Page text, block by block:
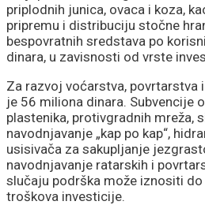
priplodnih junica, ovaca i koza,
pripremu i distribuciju stočne
bespovratnih sredstava po
dinara, u zavisnosti od vrste
Za razvoj voćarstva, povrtarstva
je 56 miliona dinara. Subvencije
plastenika, protivgradnih mreža,
navodnjavanje „kap po kap“,
usisivača za sakupljanje
navodnjavanje ratarskih i
slučaju podrška može iznositi
troškova investicije.